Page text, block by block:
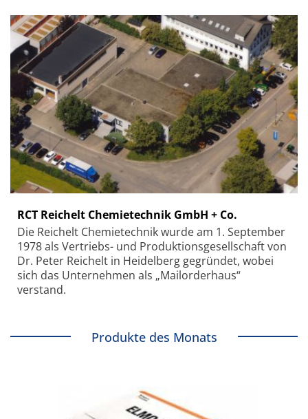
RCT Reichelt Chemietechnik GmbH + Co.
Die Reichelt Chemietechnik wurde am 1. September
1978 als Vertriebs- und Produktionsgesellschaft von
Dr. Peter Reichelt in Heidelberg gegründet, wobei
sich das Unternehmen als „Mailorderhaus“
verstand.
Produkte des Monats